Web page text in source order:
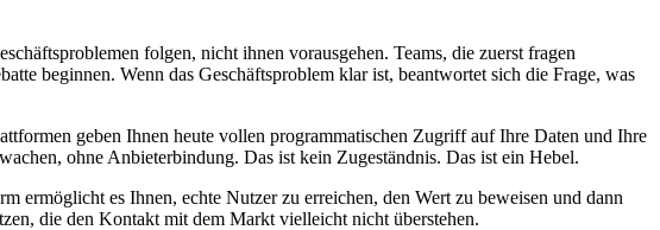
folgen, nicht ihnen vorausgehen. Teams, die zuerst fragen
beginnen. Wenn das Geschäftsproblem klar ist, beantwortet sich die Frage, was
geben Ihnen heute vollen programmatischen Zugriff auf Ihre Daten und Ihre
ohne Anbieterbindung. Das ist kein Zugeständnis. Das ist ein Hebel.
ermöglicht es Ihnen, echte Nutzer zu erreichen, den Wert zu beweisen und dann
die den Kontakt mit dem Markt vielleicht nicht überstehen.